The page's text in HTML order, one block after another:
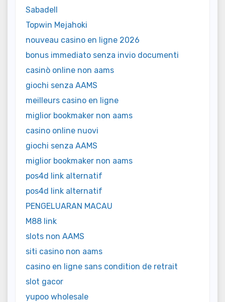
Sabadell
Topwin Mejahoki
nouveau casino en ligne 2026
bonus immediato senza invio documenti
casinò online non aams
giochi senza AAMS
meilleurs casino en ligne
miglior bookmaker non aams
casino online nuovi
giochi senza AAMS
miglior bookmaker non aams
pos4d link alternatif
pos4d link alternatif
PENGELUARAN MACAU
M88 link
slots non AAMS
siti casino non aams
casino en ligne sans condition de retrait
slot gacor
yupoo wholesale